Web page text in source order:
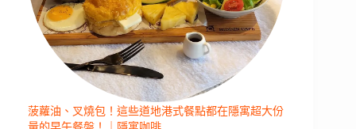
菠蘿油、叉燒包！這些道地港式餐點都在隱寓超大份